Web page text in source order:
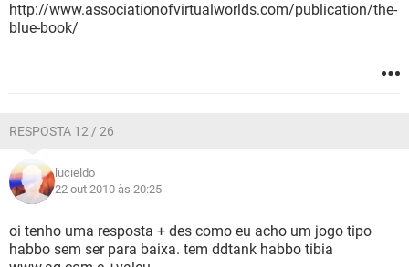
http://www.associationofvirtualworlds.com/publication/the-
blue-book/
RESPOSTA 12 / 26
lucieldo
22 out 2010 às 20:25
oi tenho uma resposta + des como eu acho um jogo tipo
habbo sem ser para baixa. tem ddtank habbo tibia